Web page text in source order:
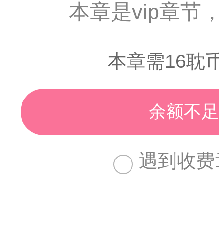
本章是vip章节
本章需16耽
余额不
遇到收